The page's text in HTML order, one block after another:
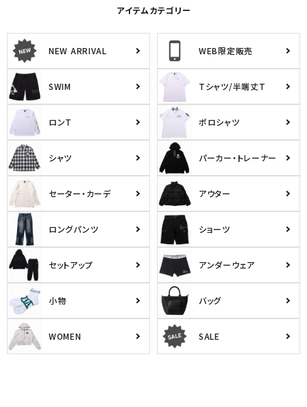
アイテムカテゴリー
NEW ARRIVAL WEB限定販売
SWIM Tシャツ/半端丈T
ロンT ポロシャツ
シャツ パーカー・トレーナー
セーター・カーデ アウター
ロングパンツ ショーツ
セットアップ アンダーウェア
小物 バッグ
WOMEN SALE